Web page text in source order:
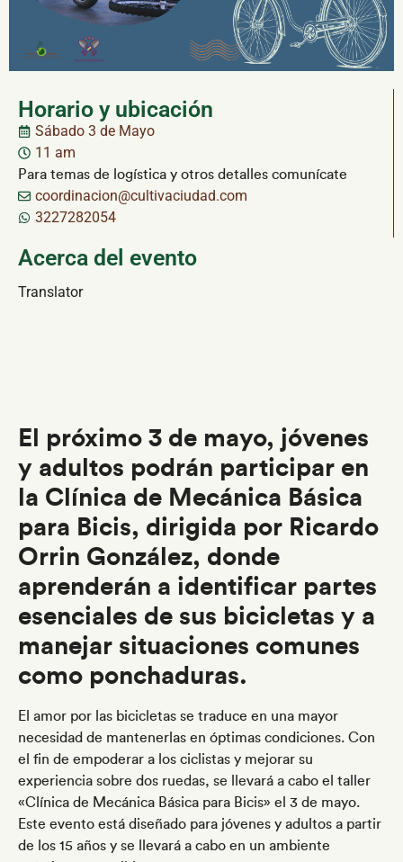
Horario y ubicación
Sábado 3 de Mayo
11 am
Para temas de logística y otros detalles comunícate
coordinacion@cultivaciudad.com
3227282054
Acerca del evento
Translator
El próximo 3 de mayo, jóvenes
y adultos podrán participar en
la Clínica de Mecánica Básica
para Bicis, dirigida por Ricardo
Orrin González, donde
aprenderán a identificar partes
esenciales de sus bicicletas y a
manejar situaciones comunes
como ponchaduras.
El amor por las bicicletas se traduce en una mayor
necesidad de mantenerlas en óptimas condiciones. Con
el fin de empoderar a los ciclistas y mejorar su
experiencia sobre dos ruedas, se llevará a cabo el taller
«Clínica de Mecánica Básica para Bicis» el 3 de mayo.
Este evento está diseñado para jóvenes y adultos a partir
de los 15 años y se llevará a cabo en un ambiente